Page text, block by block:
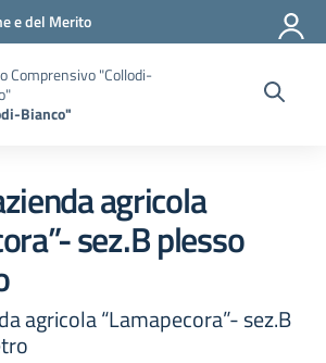
e del Merito
Comprensivo "Collodi-
Bianco"
agricola
sez.B plesso
agricola “Lamapecora”- sez.B